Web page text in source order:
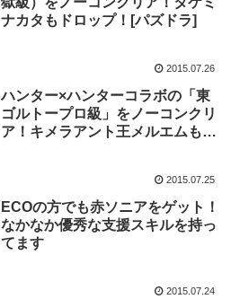
ナカタもドロップ！[パズドラ]
2015.07.26
ハンター×ハンターコラボの「東
ゴルトープロ級」をノーコンクリ
ア！キメラアント王メルエムもド
2015.07.25
ECOの方でも赤ソニアをゲット！
なかなか優秀な支援スキルを持っ
てます
2015.07.24